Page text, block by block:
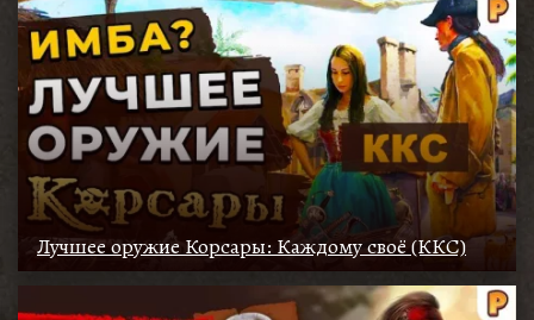
Лучшее оружие Корсары: Каждому своё (ККС)